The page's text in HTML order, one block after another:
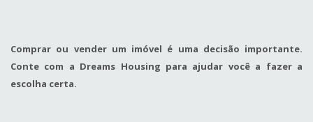
Comprar ou vender um imóvel é uma decisão importante.
Conte com a Dreams Housing para ajudar você a fazer a
escolha certa.